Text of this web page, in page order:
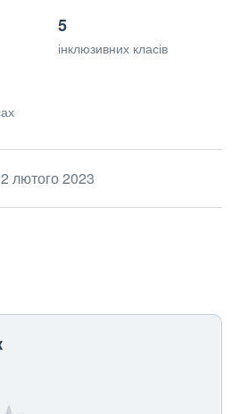
5
інклюзивних класів
лютого 2023